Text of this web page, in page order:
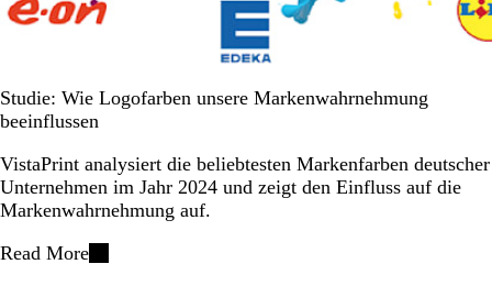
Studie: Wie Logofarben unsere Markenwahrnehmung
beeinflussen
VistaPrint analysiert die beliebtesten Markenfarben deutscher
Unternehmen im Jahr 2024 und zeigt den Einfluss auf die
Markenwahrnehmung auf.
Read More